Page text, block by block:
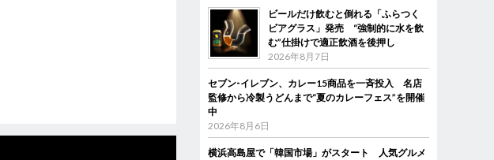
ビールだけ飲むと倒れる「ふらつく
ビアグラス」発売 “強制的に水を飲
む”仕掛けで適正飲酒を後押し
2026年8月7日
セブン‐イレブン、カレー15商品を一斉投入 名店
監修から冷製うどんまで“夏のカレーフェス”を開催
中
2026年8月6日
横浜高島屋で「韓国市場」がスタート 人気グルメ